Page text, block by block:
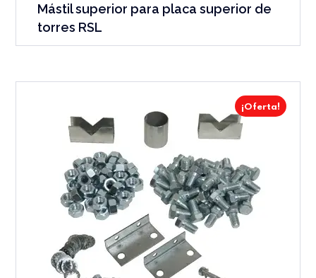
Mástil superior para placa superior de
torres RSL
¡Oferta!